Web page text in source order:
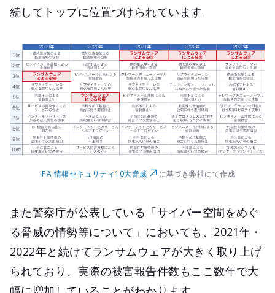
続してトップに位置づけられています。
IPA 情報セキュリティ10大脅威 に基づき弊社にて作成
また警察庁が公表している「サイバー空間をめぐ
る脅威の情勢等について」においても、2021年・
2022年と続けてランサムウェアが大きく取り上げ
られており、実際の被害報告件数もここ数年で大